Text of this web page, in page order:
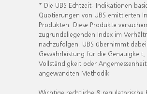
* Die UBS Echtzeit- Indikationen
Quotierungen von UBS emittierten
Produkten. Diese Produkte
zugrundeliegenden Index im
nachzufolgen. UBS übernimmt
Gewährleistung für die Genauigkeit,
Vollständigkeit oder
angewandten Methodik.